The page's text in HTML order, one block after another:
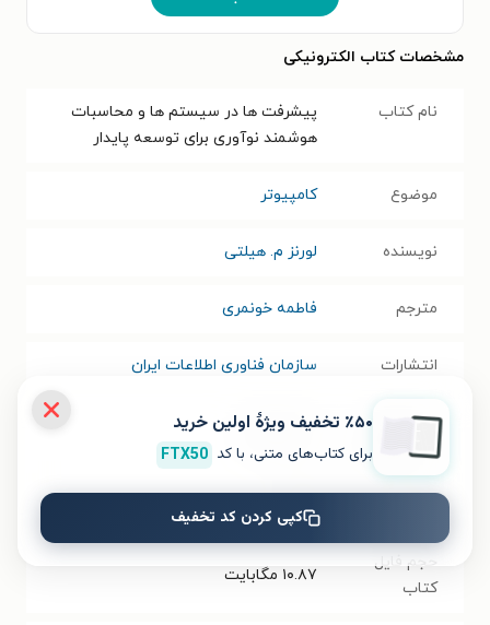
مشخصات کتاب الکترونیکی
نام کتاب
پیشرفت ها در سیستم ها و محاسبات
هوشمند نوآوری برای توسعه پایدار
موضوع کامپیوتر
نویسنده لورنز م. هیلتی
مترجم فاطمه خونمری
انتشارات سازمان فناوری اطلاعات ایران
سال انتشار
نسخه فیزیکی
۱۳۹۴/۰۲/۲۱
PDF
حجم فایل
کتاب
۱۰.۸۷ مگابایت
٪۵۰ تخفیف ویژۀ اولین خرید
برای کتاب‌های متنی، با کد FTX50
کپی کردن کد تخفیف